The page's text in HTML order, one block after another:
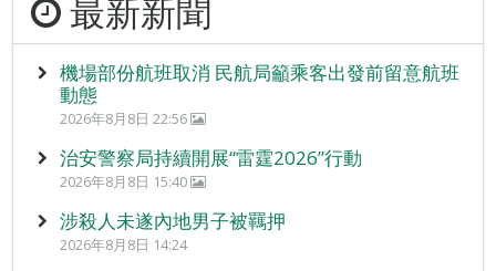
最新新聞
機場部份航班取消 民航局籲乘客出發前留意航班
動態
2026年8月8日 22:56
治安警察局持續開展“雷霆2026”行動
2026年8月8日 15:40
涉殺人未遂內地男子被羈押
2026年8月8日 14:24